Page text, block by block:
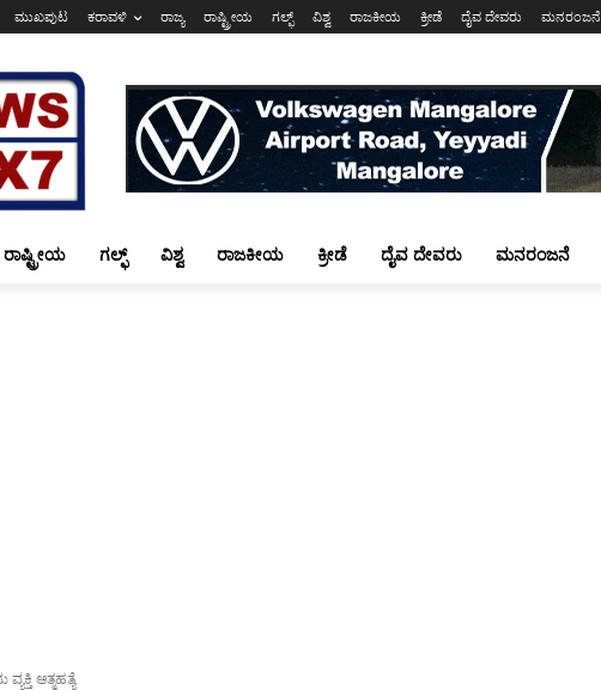
ಮುಖಪುಟ ಕರಾವಳಿ ರಾಜ್ಯ ರಾಷ್ಟ್ರೀಯ ಗಲ್ಫ್ ವಿಶ್ವ ರಾಜಕೀಯ ಕ್ರೀಡೆ ದೈವ ದೇವರು ಮನರಂಜನೆ
ರಾಷ್ಟ್ರೀಯ ಗಲ್ಫ್ ವಿಶ್ವ ರಾಜಕೀಯ ಕ್ರೀಡೆ ದೈವ ದೇವರು ಮನರಂಜನೆ
ಆತ್ಮಹತ್ಯೆ